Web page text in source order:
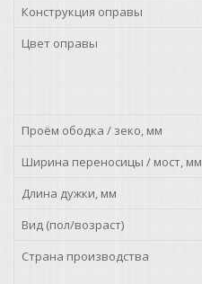
Конструкция оправы
Цвет оправы
Проём ободка / зеко, мм
Ширина переносицы / мост, мм
Длина дужки, мм
Вид (пол/возраст)
Страна производства